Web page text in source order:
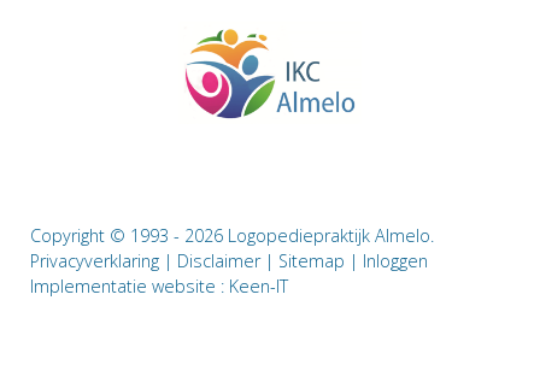
Copyright © 1993 - 2026 Logopediepraktijk Almelo.
Privacyverklaring | Disclaimer| Sitemap | Inloggen
Implementatie website : Keen-IT